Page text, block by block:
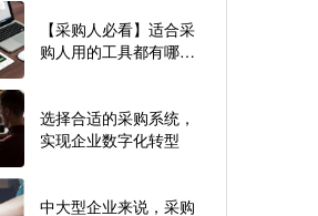
【采购人必看】适合采
购人用的工具都有哪
选择合适的采购系统，
实现企业数字化转型
中大型企业来说，采购